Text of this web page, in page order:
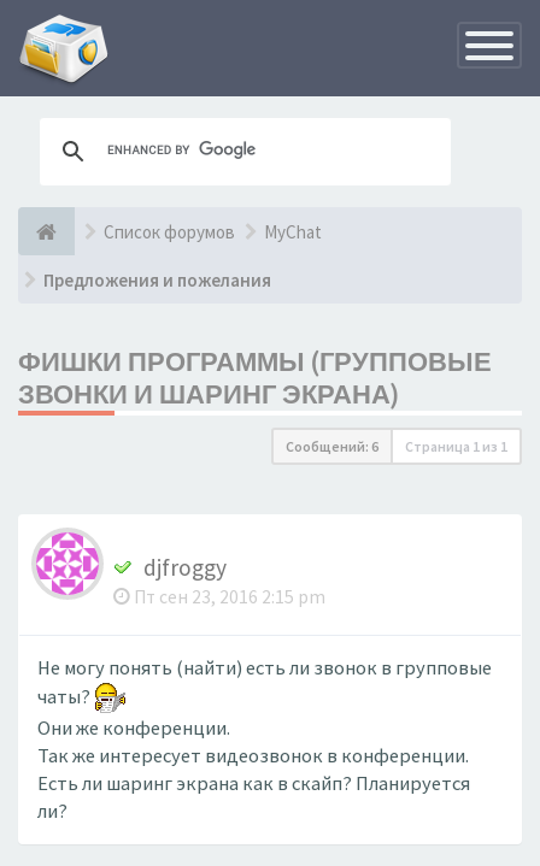
Список форумов MyChat
Предложения и пожелания
ФИШКИ ПРОГРАММЫ (ГРУППОВЫЕ
ЗВОНКИ И ШАРИНГ ЭКРАНА)
Сообщений: 6 Страница 1 из 1
djfroggy
Пт сен 23, 2016 2:15 pm
Не могу понять (найти) есть ли звонок в групповые
чаты?
Они же конференции.
Так же интересует видеозвонок в конференции.
Есть ли шаринг экрана как в скайп? Планируется
ли?